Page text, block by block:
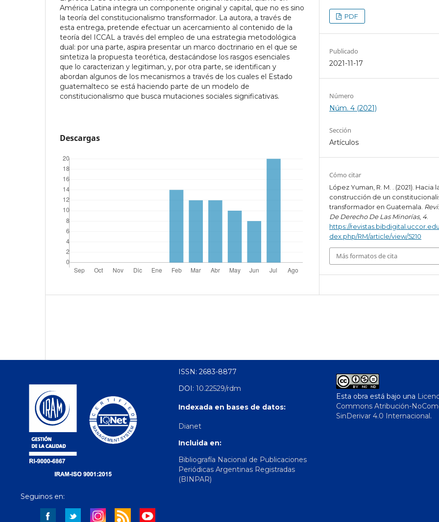
América Latina integra un componente original y capital, que no es sino
la teoría del constitucionalismo transformador. La autora, a través de
esta entrega, pretende efectuar un acercamiento al contenido de la
teoría del ICCAL a través del empleo de una estrategia metodológica
dual: por una parte, aspira presentar un marco doctrinario en el que se
sintetiza la propuesta teorética, destacándose los rasgos esenciales
que lo caracterizan y legitiman, y, por otra parte, se identifican y
abordan algunos de los mecanismos a través de los cuales el Estado
guatemalteco se está haciendo parte de un modelo de
constitucionalismo que busca mutaciones sociales significativas.
Descargas
PDF
Publicado
2021-11-17
Número
Núm. 4 (2021)
Sección
Artículos
Cómo citar
López Yuman, R. M. . (2021). Hacia
construcción de un
transformador en Guatemala.
De Derecho De Las Minorías, 4
https://
dex.php/RM/article/view/5210
Más formatos de cita
Seguinos en:
ISSN: 2683-8877
DOI: 10.22529/rdm
Indexada en bases de datos:
Dianet
Incluida en:
Bibliografía Nacional de Publicaciones
Periódicas Argentinas Registradas
(BINPAR)
Esta obra está bajo una
Commons Atribución-
SinDerivar 4.0 Internacional.